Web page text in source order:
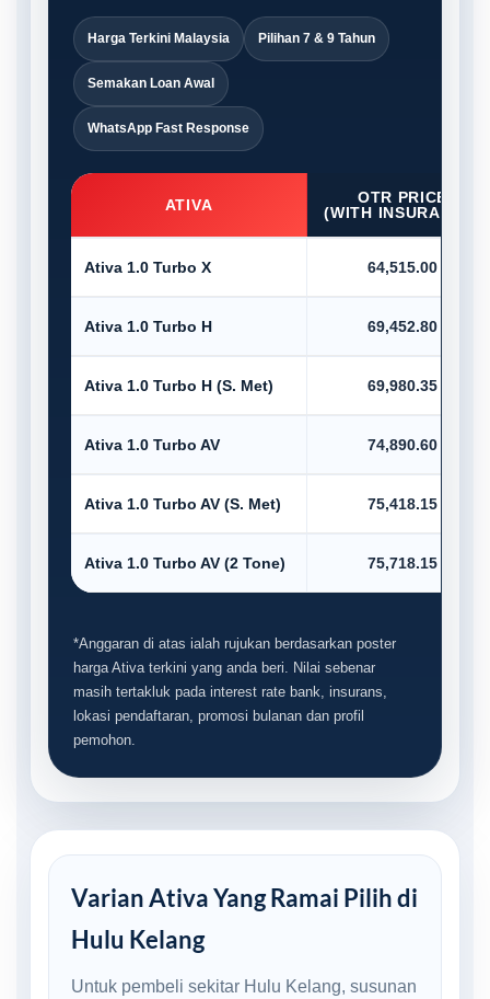
Harga Terkini Malaysia Pilihan 7 & 9 Tahun
Semakan Loan Awal
WhatsApp Fast Response
ATIVA
OTR PRICE
(WITH INSURANCE)
Ativa 1.0 Turbo X 64,515.00
Ativa 1.0 Turbo H 69,452.80
Ativa 1.0 Turbo H (S. Met) 69,980.35
Ativa 1.0 Turbo AV 74,890.60
Ativa 1.0 Turbo AV (S. Met) 75,418.15
Ativa 1.0 Turbo AV (2 Tone) 75,718.15
*Anggaran di atas ialah rujukan berdasarkan poster
harga Ativa terkini yang anda beri. Nilai sebenar
masih tertakluk pada interest rate bank, insurans,
lokasi pendaftaran, promosi bulanan dan profil
pemohon.
Varian Ativa Yang Ramai Pilih di
Hulu Kelang
Untuk pembeli sekitar Hulu Kelang, susunan